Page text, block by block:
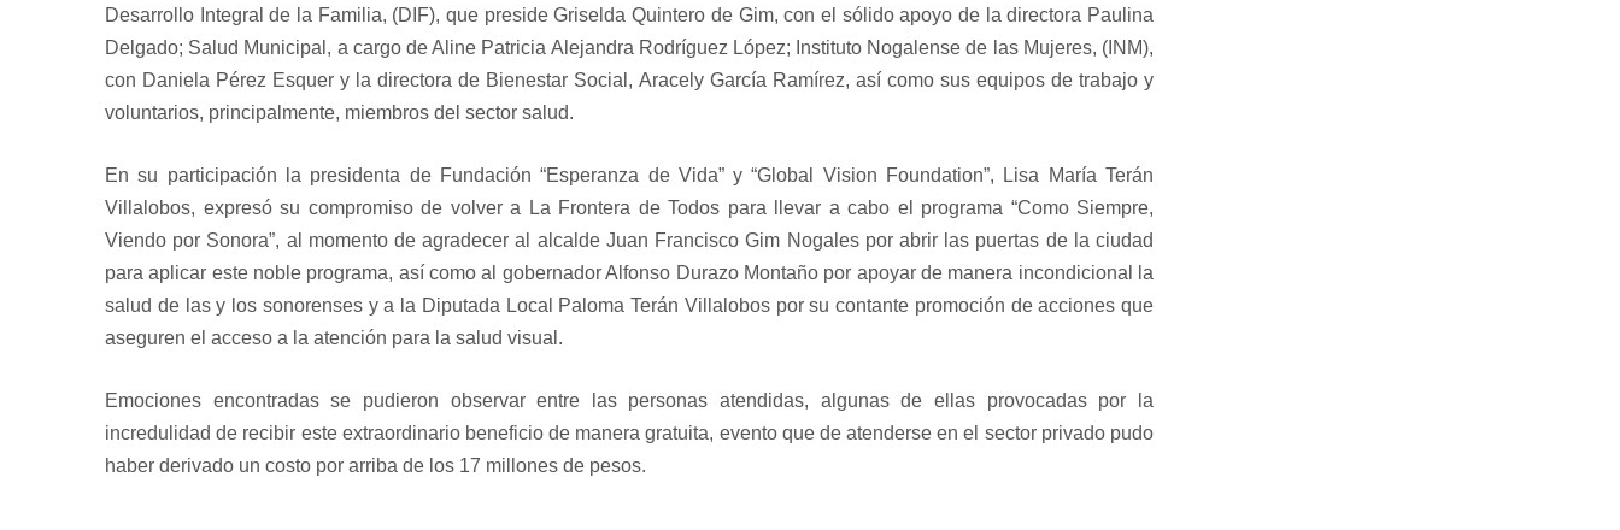
Desarrollo Integral de la Familia, (DIF), que preside Griselda Quintero de Gim, con el sólido apoyo de la directora Paulina
Delgado; Salud Municipal, a cargo de Aline Patricia Alejandra Rodríguez López; Instituto Nogalense de las Mujeres, (INM),
con Daniela Pérez Esquer y la directora de Bienestar Social, Aracely García Ramírez, así como sus equipos de trabajo y
voluntarios, principalmente, miembros del sector salud.
En su participación la presidenta de Fundación “Esperanza de Vida” y “Global Vision Foundation”, Lisa María Terán
Villalobos, expresó su compromiso de volver a La Frontera de Todos para llevar a cabo el programa “Como Siempre,
Viendo por Sonora”, al momento de agradecer al alcalde Juan Francisco Gim Nogales por abrir las puertas de la ciudad
para aplicar este noble programa, así como al gobernador Alfonso Durazo Montaño por apoyar de manera incondicional la
salud de las y los sonorenses y a la Diputada Local Paloma Terán Villalobos por su contante promoción de acciones que
aseguren el acceso a la atención para la salud visual.
Emociones encontradas se pudieron observar entre las personas atendidas, algunas de ellas provocadas por la
incredulidad de recibir este extraordinario beneficio de manera gratuita, evento que de atenderse en el sector privado pudo
haber derivado un costo por arriba de los 17 millones de pesos.